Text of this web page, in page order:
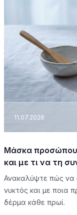
11.07.2026
Μάσκα
και με τι να τη
Ανακαλύψτε πώς
νυκτός και με ποια
δέρμα κάθε πρωί.